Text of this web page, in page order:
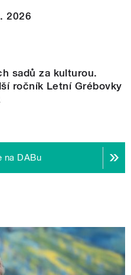
2026
sadů za kulturou.
ročník Letní Grébovky
na DABu